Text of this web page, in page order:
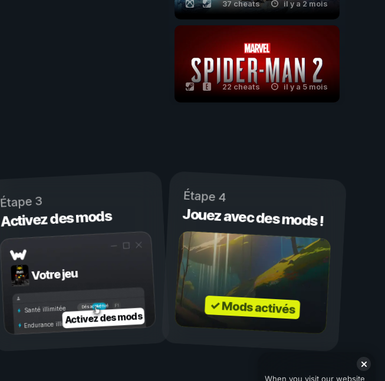
37 cheats il y a 2 mois
22 cheats il y a 5 mois
Étape 3
Activez des mods
Votre jeu
Activé
Désactivé
Santé illimitée
Endurance illimitéeActivez des mods
Étape 4
Jouez avec des mods !
✓ Mods activés
When you visit our website